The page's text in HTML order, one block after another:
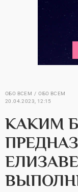
ОБО ВСЕМ
ОБО ВСЕМ
20.04.2023, 12:15
КАКИМ